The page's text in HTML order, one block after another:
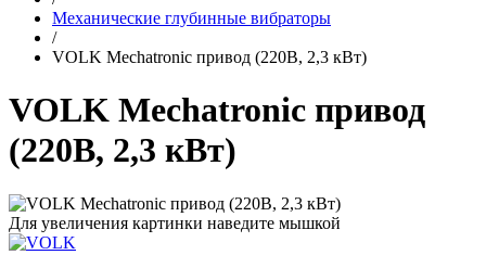
Механические глубинные вибраторы
/
VOLK Mechatroniс привод (220В, 2,3 кВт)
VOLK Mechatroniс привод
(220В, 2,3 кВт)
Для увеличения картинки наведите мышкой